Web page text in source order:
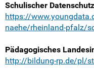
Schulischer
https://
naehe/rheinland-pfalz/
Pädagogisches
http://bildung-rp.de/pl/